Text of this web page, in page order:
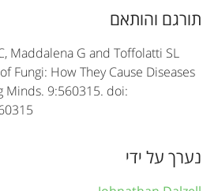
c
e
f
o
תורגם והותאם
Maddalena G and Toffolatti SL
Fungi: How They Cause Diseases
Minds. 9:560315. doi:
נערך על ידי